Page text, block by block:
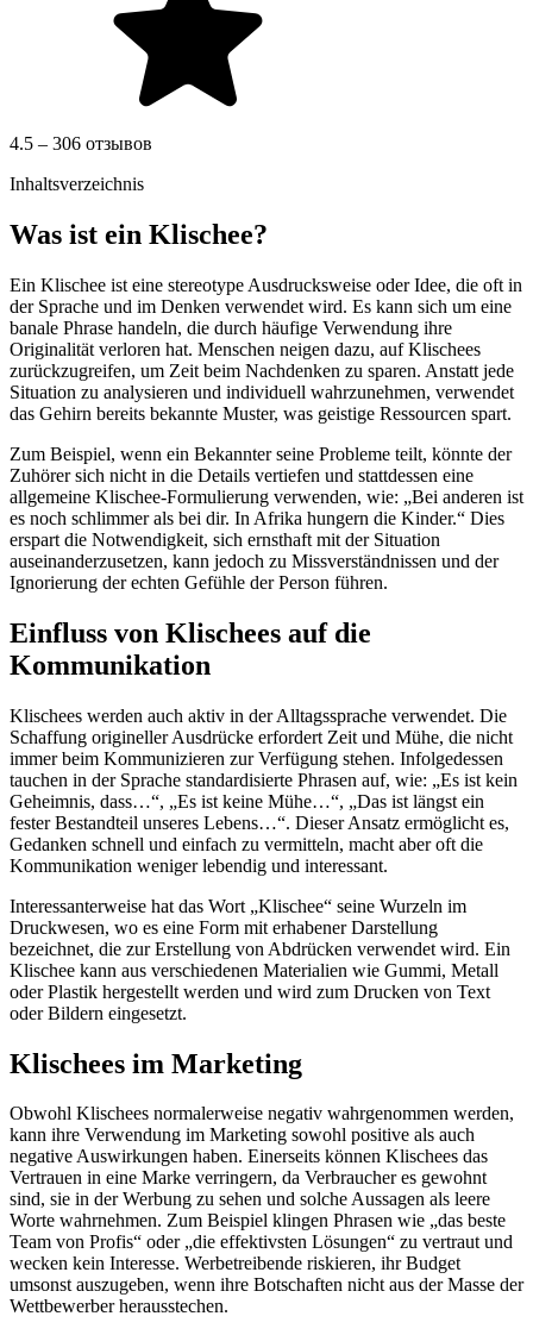
4.5 – 306 отзывов
Inhaltsverzeichnis
Was ist ein Klischee?
Ein Klischee ist eine stereotype Ausdrucksweise oder Idee, die oft in
der Sprache und im Denken verwendet wird. Es kann sich um eine
banale Phrase handeln, die durch häufige Verwendung ihre
Originalität verloren hat. Menschen neigen dazu, auf Klischees
zurückzugreifen, um Zeit beim Nachdenken zu sparen. Anstatt jede
Situation zu analysieren und individuell wahrzunehmen, verwendet
das Gehirn bereits bekannte Muster, was geistige Ressourcen spart.
Zum Beispiel, wenn ein Bekannter seine Probleme teilt, könnte der
Zuhörer sich nicht in die Details vertiefen und stattdessen eine
allgemeine Klischee-Formulierung verwenden, wie: „Bei anderen ist
es noch schlimmer als bei dir. In Afrika hungern die Kinder.“ Dies
erspart die Notwendigkeit, sich ernsthaft mit der Situation
auseinanderzusetzen, kann jedoch zu Missverständnissen und der
Ignorierung der echten Gefühle der Person führen.
Einfluss von Klischees auf die
Kommunikation
Klischees werden auch aktiv in der Alltagssprache verwendet. Die
Schaffung origineller Ausdrücke erfordert Zeit und Mühe, die nicht
immer beim Kommunizieren zur Verfügung stehen. Infolgedessen
tauchen in der Sprache standardisierte Phrasen auf, wie: „Es ist kein
Geheimnis, dass…“, „Es ist keine Mühe…“, „Das ist längst ein
fester Bestandteil unseres Lebens…“. Dieser Ansatz ermöglicht es,
Gedanken schnell und einfach zu vermitteln, macht aber oft die
Kommunikation weniger lebendig und interessant.
Interessanterweise hat das Wort „Klischee“ seine Wurzeln im
Druckwesen, wo es eine Form mit erhabener Darstellung
bezeichnet, die zur Erstellung von Abdrücken verwendet wird. Ein
Klischee kann aus verschiedenen Materialien wie Gummi, Metall
oder Plastik hergestellt werden und wird zum Drucken von Text
oder Bildern eingesetzt.
Klischees im Marketing
Obwohl Klischees normalerweise negativ wahrgenommen werden,
kann ihre Verwendung im Marketing sowohl positive als auch
negative Auswirkungen haben. Einerseits können Klischees das
Vertrauen in eine Marke verringern, da Verbraucher es gewohnt
sind, sie in der Werbung zu sehen und solche Aussagen als leere
Worte wahrnehmen. Zum Beispiel klingen Phrasen wie „das beste
Team von Profis“ oder „die effektivsten Lösungen“ zu vertraut und
wecken kein Interesse. Werbetreibende riskieren, ihr Budget
umsonst auszugeben, wenn ihre Botschaften nicht aus der Masse der
Wettbewerber herausstechen.